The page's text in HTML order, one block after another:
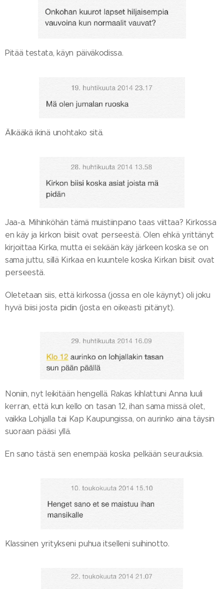
Pitää testata, käyn päiväkodissa.
Älkääkä ikinä unohtako sitä.
Jaa-a. Mihinköhän tämä muistiinpano taas viittaa? Kirkossa
en käy ja kirkon biisit ovat perseestä. Olen ehkä yrittänyt
kirjoittaa Kirka, mutta ei sekään käy järkeen koska se on
sama juttu, sillä Kirkaa en kuuntele koska Kirkan biisit ovat
perseestä.
Oletetaan siis, että kirkossa (jossa en ole käynyt) oli joku
hyvä biisi josta pidin (josta en oikeasti pitänyt).
Noniin, nyt leikitään hengellä. Rakas kihlattuni Anna luuli
kerran, että kun kello on tasan 12, ihan sama missä olet,
vaikka Lohjalla tai Kap Kaupungissa, on aurinko aina täysin
suoraan pääsi yllä.
En sano tästä sen enempää koska pelkään seurauksia.
Klassinen yritykseni puhua itselleni suihinotto.